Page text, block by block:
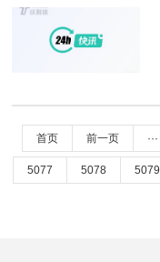
首页 前一页 ···
5077 5078 5079